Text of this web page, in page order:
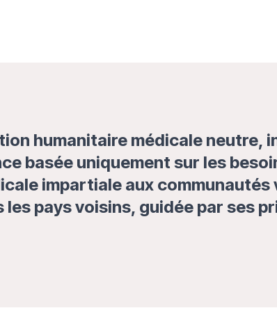
humanitaire médicale neutre,
basée uniquement sur les
impartiale aux communautés
pays voisins, guidée par ses